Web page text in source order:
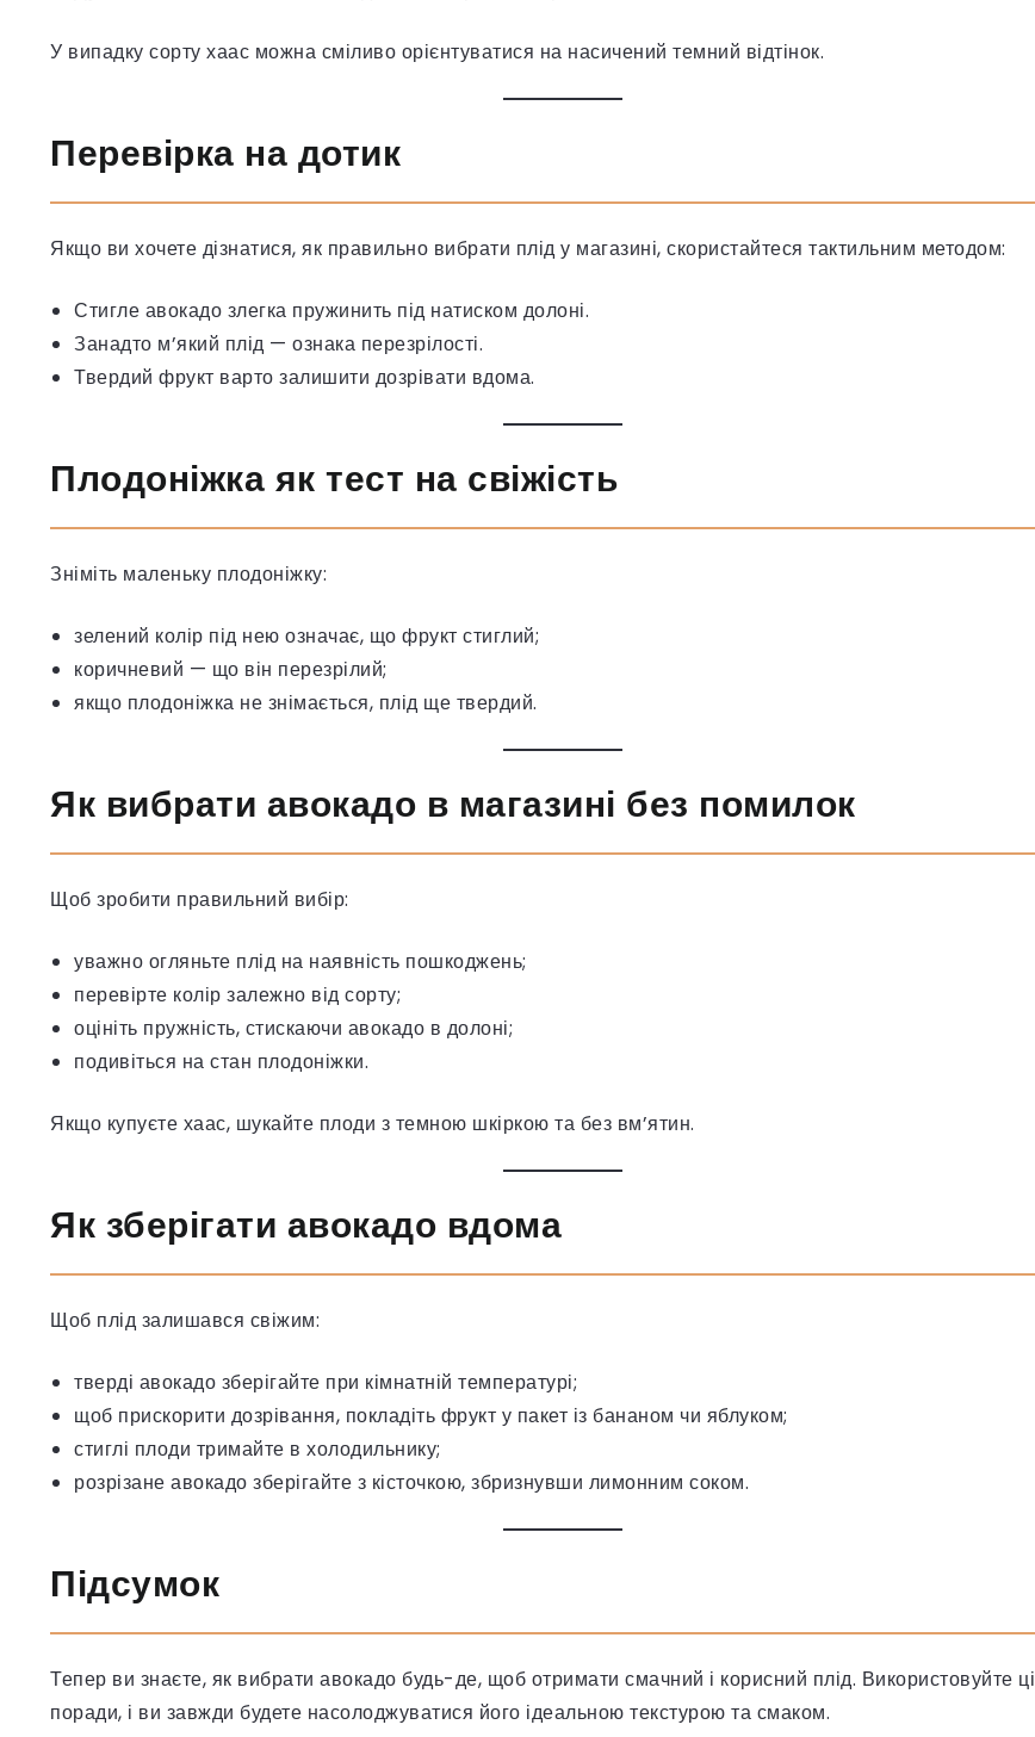
У випадку сорту хаас можна сміливо орієнтуватися на насичений темний відтінок.
Перевірка на дотик
Якщо ви хочете дізнатися, як правильно вибрати плід у магазині, скористайтеся тактильним методом:
Стигле авокадо злегка пружинить під натиском долоні.
Занадто м’який плід — ознака перезрілості.
Твердий фрукт варто залишити дозрівати вдома.
Плодоніжка як тест на свіжість
Зніміть маленьку плодоніжку:
зелений колір під нею означає, що фрукт стиглий;
коричневий — що він перезрілий;
якщо плодоніжка не знімається, плід ще твердий.
Як вибрати авокадо в магазині без помилок
Щоб зробити правильний вибір:
уважно огляньте плід на наявність пошкоджень;
перевірте колір залежно від сорту;
оцініть пружність, стискаючи авокадо в долоні;
подивіться на стан плодоніжки.
Якщо купуєте хаас, шукайте плоди з темною шкіркою та без вм’ятин.
Як зберігати авокадо вдома
Щоб плід залишався свіжим:
тверді авокадо зберігайте при кімнатній температурі;
щоб прискорити дозрівання, покладіть фрукт у пакет із бананом чи яблуком;
стиглі плоди тримайте в холодильнику;
розрізане авокадо зберігайте з кісточкою, збризнувши лимонним соком.
Підсумок
Тепер ви знаєте, як вибрати авокадо будь-де, щоб отримати смачний і корисний плід. Використовуйте ці
поради, і ви завжди будете насолоджуватися його ідеальною текстурою та смаком.